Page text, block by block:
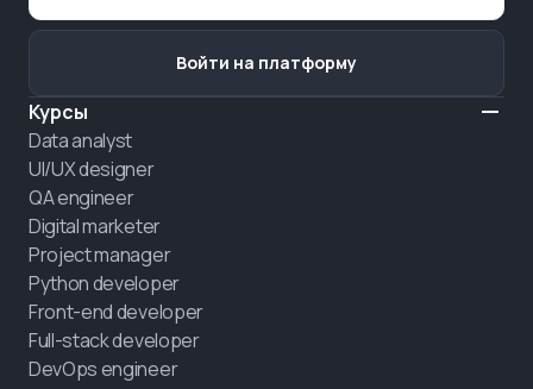
Курсы
Data analyst
UI/UX designer
QA engineer
Digital marketer
Project manager
Python developer
Front-end developer
Full-stack developer
DevOps engineer
Войти на платформу